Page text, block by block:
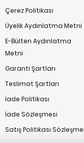
Çerez Politikası
Üyelik Aydınlatma Metni
E-Bülten Aydınlatma
Metni
Garanti Şartları
Teslimat Şartları
İade Politikası
İade Sözleşmesi
Satış Politikası